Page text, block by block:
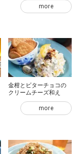
more
金柑とビターチョコの
クリームチーズ和え
more